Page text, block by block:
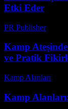
Etki Eder
PR Publisher-
Kamp
ve Pratik
Kamp Alanları
Kamp